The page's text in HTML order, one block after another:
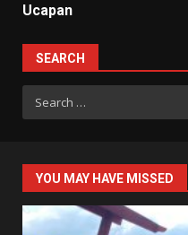
Ucapan
SEARCH
Search
for:
YOU MAY HAVE MISSED